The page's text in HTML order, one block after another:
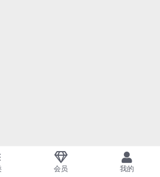
会员 我的